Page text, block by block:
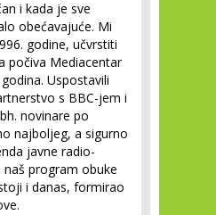
i kada je sve
obećavajuće. Mi
godine, učvrstiti
počiva Mediacentar
Uspostavili
s BBC-jem i
novinare po
najboljeg, a sigurno
javne radio-
program obuke
i danas, formirao